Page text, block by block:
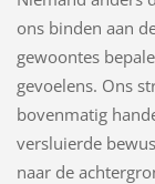
ons binden aan
gewoontes
gevoelens. Ons
bovenmatig
versluierde
naar de